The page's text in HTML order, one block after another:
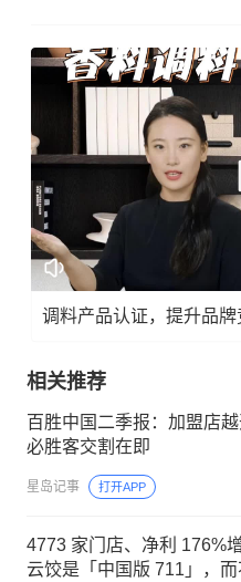
调料产品认证，提升品牌
相关推荐
百胜中国二季报：加盟店越
必胜客交割在即
星岛记事 打开APP
4773 家门店、净利 176%
云饺是「中国版 711」，